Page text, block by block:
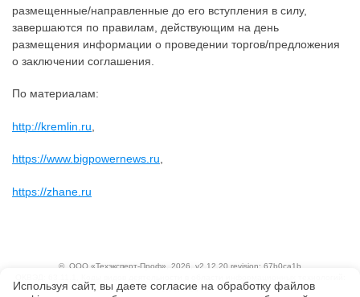
размещенные/направленные до его вступления в силу,
завершаются по правилам, действующим на день
размещения информации о проведении торгов/предложения
о заключении соглашения.
По материалам:
http://kremlin.ru
https://www.bigpowernews.ru,
https://zhane.ru
© ООО «Техэксперт-Проф» , 2026, v2.12.20 revision: 67b0ca1b
1.01, 3.01
Используя сайт, вы даете согласие на обработку файлов